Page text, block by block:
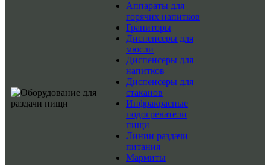
Аппараты для
горячих напитков
Граниторы
Диспенсеры для
мюсли
Диспенсеры для
напитков
Диспенсеры для
стаканов
Инфракрасные
подогреватели
пищи
Линии раздачи
питания
Мармиты